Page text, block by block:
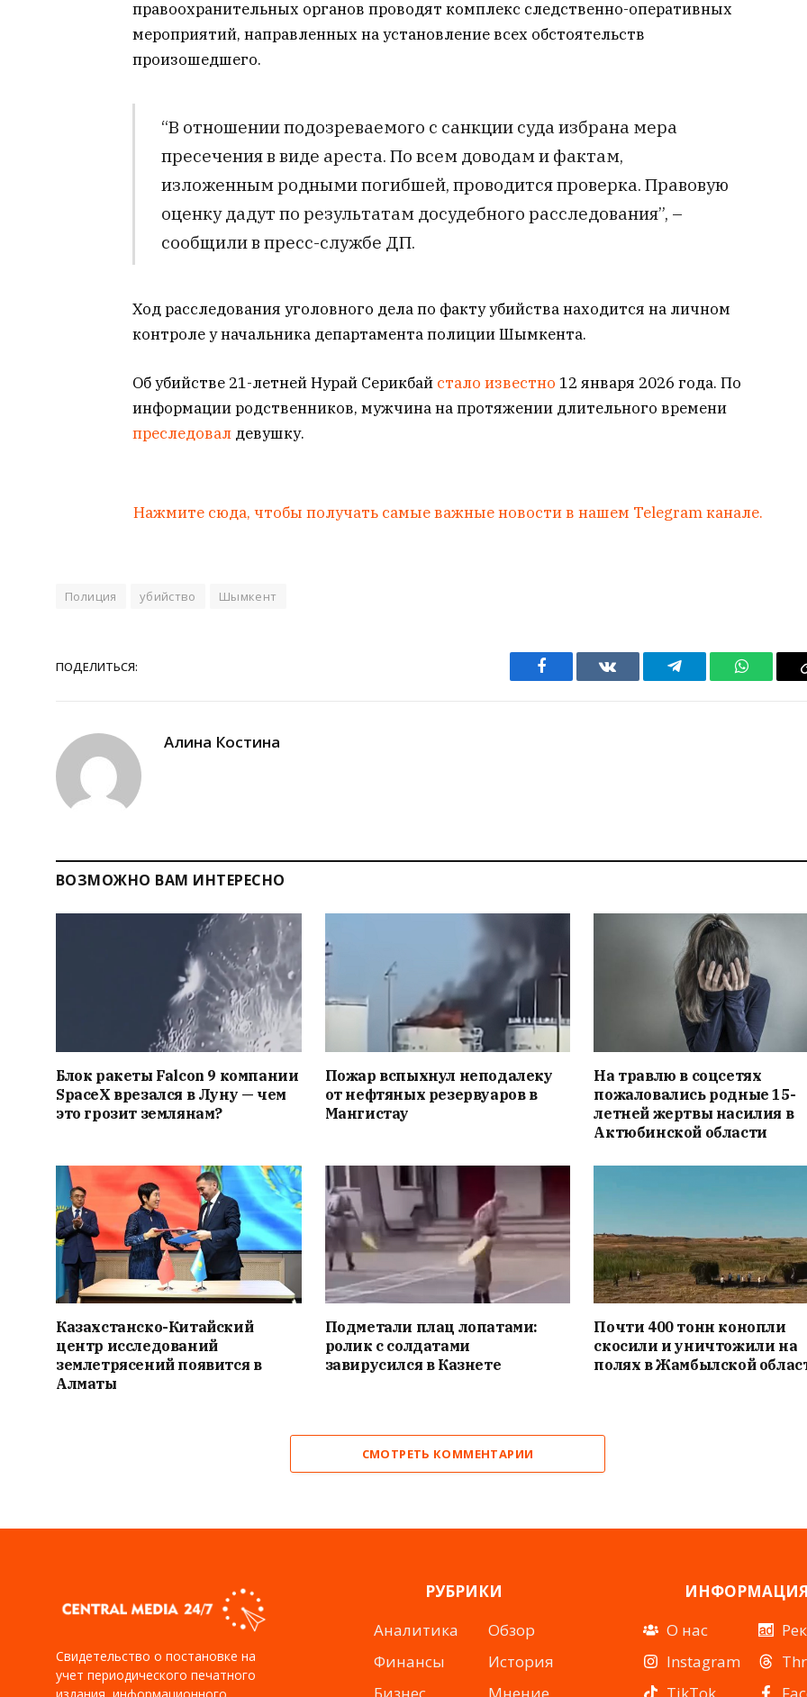
правоохранительных органов проводят комплекс следственно-оперативных
мероприятий, направленных на установление всех обстоятельств
произошедшего.
“В отношении подозреваемого с санкции суда избрана мера
пресечения в виде ареста. По всем доводам и фактам,
изложенным родными погибшей, проводится проверка. Правовую
оценку дадут по результатам досудебного расследования”, –
сообщили в пресс-службе ДП.
Ход расследования уголовного дела по факту убийства находится на личном
контроле у начальника департамента полиции Шымкента.
Об убийстве 21-летней Нурай Серикбай стало известно 12 января 2026 года. По
информации родственников, мужчина на протяжении длительного времени
преследовал девушку.
Нажмите сюда, чтобы получать самые важные новости в нашем Telegram канале.
Полиция убийство Шымкент
ПОДЕЛИТЬСЯ:
Facebook VKontakteTelegram
Алина Костина
ВОЗМОЖНО ВАМ ИНТЕРЕСНО
Блок ракеты Falcon 9 компании
SpaceX врезался в Луну — чем
это грозит землянам?
Пожар вспыхнул неподалеку
от нефтяных резервуаров в
Мангистау
На травлю в соцсетях
пожаловались родные 15-
летней жертвы насилия в
Актюбинской области
Казахстанско-Китайский
центр исследований
землетрясений появится в
Алматы
Подметали плац лопатами:
ролик с солдатами
завирусился в Казнете
Почти 400 тонн конопли
скосили и уничтожили на
полях в Жамбылской
СМОТРЕТЬ КОММЕНТАРИИ
Свидетельство о постановке на
учет периодического печатного
РУБРИКИ
Аналитика
Финансы
Обзор
История
ИНФОРМАЦИЯ
О нас
Instagram